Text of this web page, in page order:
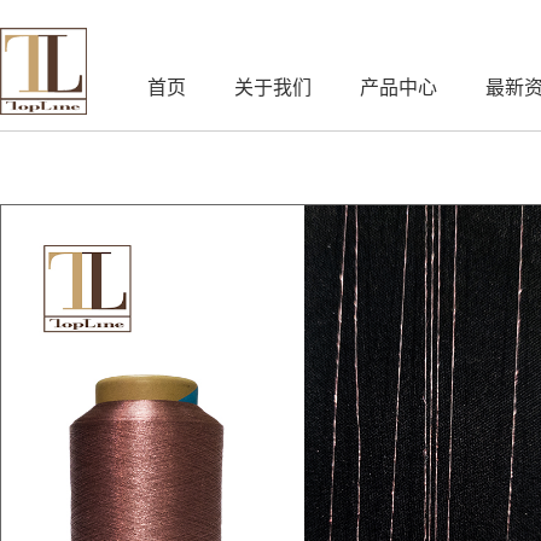
首页 关于我们 产品中心 最新